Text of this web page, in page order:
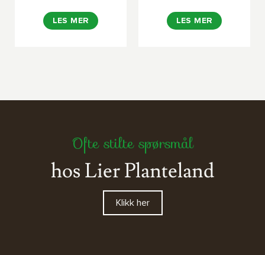
LES MER LES MER
Ofte stilte spørsmål
hos Lier Planteland
Klikk her